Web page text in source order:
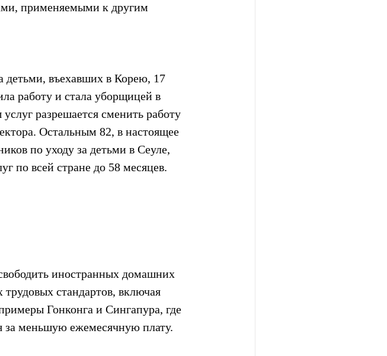
применяемыми к другим
детьми, въехавших в Корею, 17
работу и стала уборщицей в
разрешается сменить работу
Остальным 82, в настоящее
по уходу за детьми в Сеуле,
по всей стране до 58 месяцев.
иностранных домашних
стандартов, включая
Гонконга и Сингапура, где
меньшую ежемесячную плату.